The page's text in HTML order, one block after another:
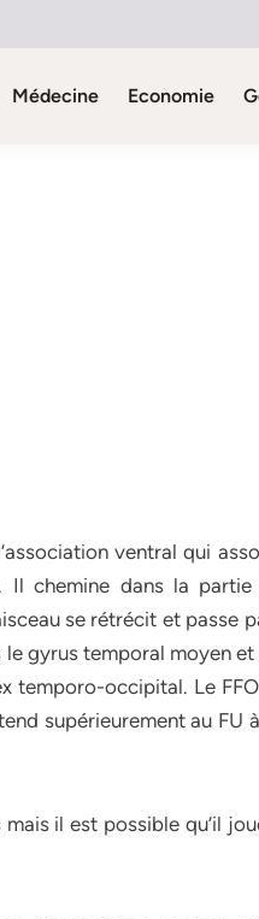
Médecine Economie
ventral qui
chemine dans la
se rétrécit et passe
gyrus temporal moyen
temporo-occipital. Le
supérieurement au FU
il est possible qu’il